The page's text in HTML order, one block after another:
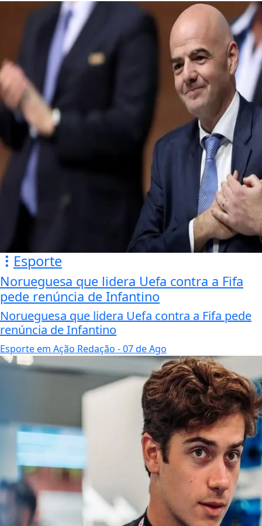
Esporte
Norueguesa que lidera Uefa contra a Fifa
pede renúncia de Infantino
Norueguesa que lidera Uefa contra a Fifa pede
renúncia de Infantino
Esporte em Ação Redação - 07 de Ago